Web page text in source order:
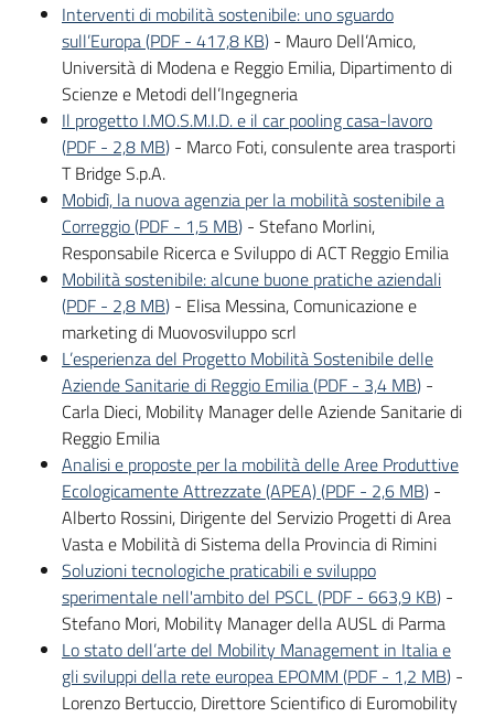
Progetti
Menu selezionato
Osservatorio
educazione
sicurezza
stradale
Seguici
su
Interventi di mobilità sostenibile: uno sguardo
sull’Europa(PDF - 417,8 KB) - Mauro Dell’Amico,
Università di Modena e Reggio Emilia, Dipartimento di
Scienze e Metodi dell’Ingegneria
Il progetto I.MO.S.M.I.D. e il car pooling casa-lavoro
(PDF - 2,8 MB) - Marco Foti, consulente area trasporti
T Bridge S.p.A.
Mobidì, la nuova agenzia per la mobilità sostenibile a
Correggio(PDF - 1,5 MB) - Stefano Morlini,
Responsabile Ricerca e Sviluppo di ACT Reggio Emilia
Mobilità sostenibile: alcune buone pratiche aziendali
(PDF - 2,8 MB) - Elisa Messina, Comunicazione e
marketing di Muovosviluppo scrl
L’esperienza del Progetto Mobilità Sostenibile delle
Aziende Sanitarie di Reggio Emilia(PDF - 3,4 MB) -
Carla Dieci, Mobility Manager delle Aziende Sanitarie di
Reggio Emilia
Analisi e proposte per la mobilità delle Aree Produttive
Ecologicamente Attrezzate (APEA)(PDF - 2,6 MB) -
Alberto Rossini, Dirigente del Servizio Progetti di Area
Vasta e Mobilità di Sistema della Provincia di Rimini
Soluzioni tecnologiche praticabili e sviluppo
sperimentale nell'ambito del PSCL(PDF - 663,9 KB) -
Stefano Mori, Mobility Manager della AUSL di Parma
Lo stato dell’arte del Mobility Management in Italia e
gli sviluppi della rete europea EPOMM (PDF - 1,2 MB) -
Lorenzo Bertuccio, Direttore Scientifico di Euromobility